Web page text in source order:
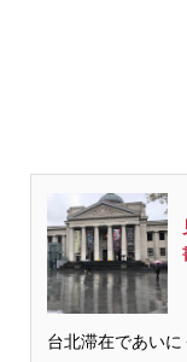
台北滞在であい